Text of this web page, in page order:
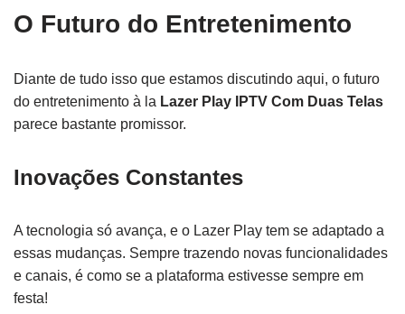
O Futuro do Entretenimento
Diante de tudo isso que estamos discutindo aqui, o futuro
do entretenimento à la Lazer Play IPTV Com Duas Telas
parece bastante promissor.
Inovações Constantes
A tecnologia só avança, e o Lazer Play tem se adaptado a
essas mudanças. Sempre trazendo novas funcionalidades
e canais, é como se a plataforma estivesse sempre em
festa!